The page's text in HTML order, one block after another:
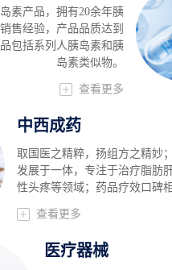
素产品，拥有20余年胰
售经验，产品品质达到
包括系列人胰岛素和胰
岛素类似物。
查看更多
中西成药
取国医之精粹，扬组方之精妙
发展于一体，专注于治疗脂肪
性头疼等领域；药品疗效口碑相
查看更多
医疗器械